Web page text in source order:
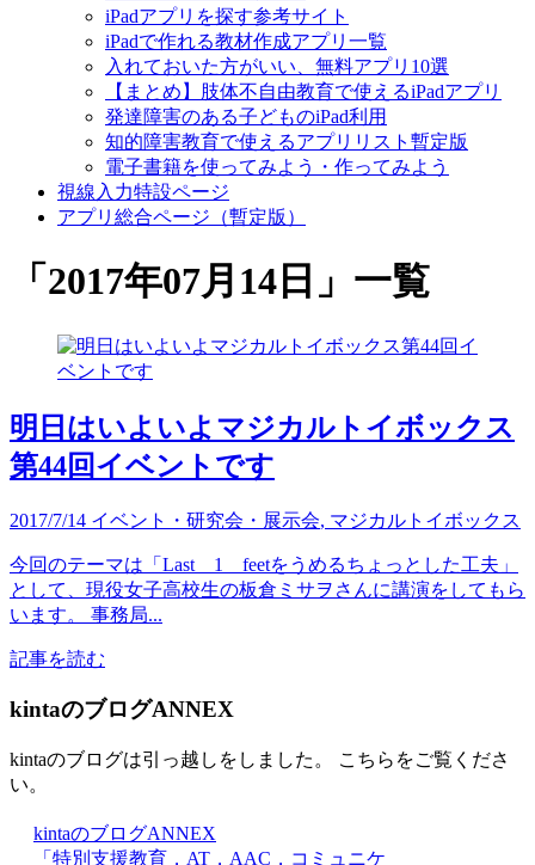
iPadアプリを探す参考サイト
iPadで作れる教材作成アプリ一覧
入れておいた方がいい、無料アプリ10選
【まとめ】肢体不自由教育で使えるiPadアプリ
発達障害のある子どものiPad利用
知的障害教育で使えるアプリリスト暫定版
電子書籍を使ってみよう・作ってみよう
視線入力特設ページ
アプリ総合ページ（暫定版）
「 2017年07月14日 」 一覧
明日はいよいよマジカルトイボックス
第44回イベントです
2017/7/14 イベント・研究会・展示会, マジカルトイボックス
今回のテーマは「Last 1 feetをうめるちょっとした工夫」
として、現役女子高校生の板倉ミサヲさんに講演をしてもら
います。 事務局...
記事を読む
kintaのブログANNEX
kintaのブログは引っ越しをしました。 こちらをご覧くださ
い。
kintaのブログANNEX
「特別支援教育，AT，AAC，コミュニケ